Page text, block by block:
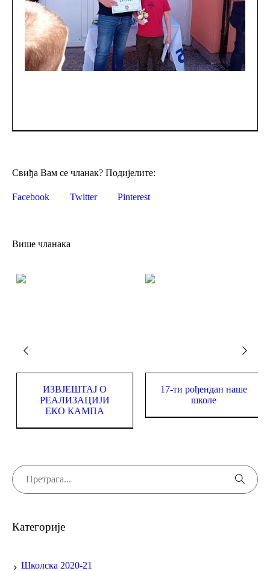
Свиђа Вам се чланак? Подијелите:
Facebook Twitter Pinterest
Више чланака
Завршен филм о Еко
кампу на Романији
ИЗВЈЕШТАЈ О
РЕАЛИЗАЦИЈИ
Категорије
Школска 2020-21